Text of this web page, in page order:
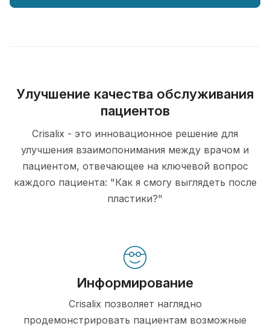
Улучшение качества обслуживания
пациентов
Crisalix - это инновационное решение для
улучшения взаимопонимания между врачом и
пациентом, отвечающее на ключевой вопрос
каждого пациента: "Как я смогу выглядеть после
пластики?"
Информирование
Crisalix позволяет наглядно
продемонстрировать пациентам возможные